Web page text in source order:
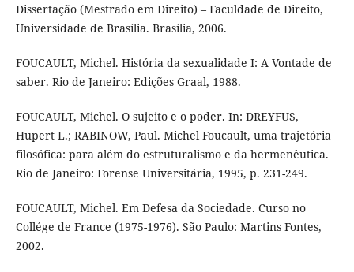
Dissertação (Mestrado em Direito) – Faculdade de Direito,
Universidade de Brasília. Brasília, 2006.
FOUCAULT, Michel. História da sexualidade I: A Vontade de
saber. Rio de Janeiro: Edições Graal, 1988.
FOUCAULT, Michel. O sujeito e o poder. In: DREYFUS,
Hupert L.; RABINOW, Paul. Michel Foucault, uma trajetória
filosófica: para além do estruturalismo e da hermenêutica.
Rio de Janeiro: Forense Universitária, 1995, p. 231-249.
FOUCAULT, Michel. Em Defesa da Sociedade. Curso no
Collége de France (1975-1976). São Paulo: Martins Fontes,
2002.